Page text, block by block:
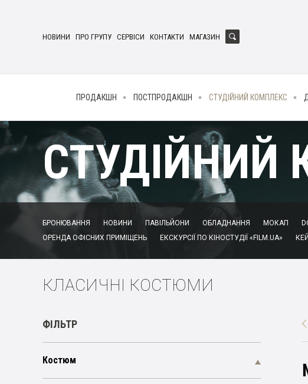
НОВИНИ ПРО ГРУПУ СЕРВІСИ КОНТАКТИ МАГАЗИН
ПРОДАКШН ПОСТПРОДАКШН СТУДІЙНИЙ КОМПЛЕКС
СТУДІЙНИЙ
БРОНЮВАННЯ НОВИНИ ПАВІЛЬЙОНИ ОБЛАДНАННЯ МОКАП
ОРЕНДА ОФІСНИХ ПРИМІЩЕНЬ
ЕКСКУРСІЇ ПО КІНОСТУДІЇ «FILM.UA»
КЛАСИЧНІ КОСТЮМИ
ФІЛЬТР
Костюм